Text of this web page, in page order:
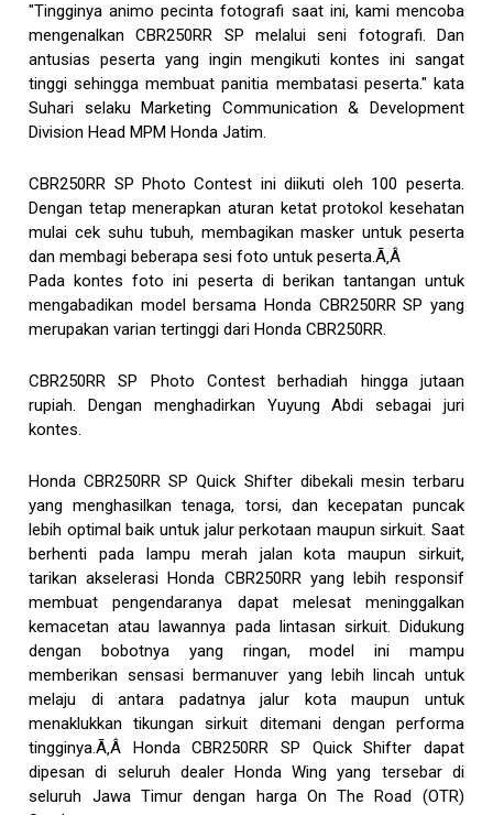
"Tingginya animo pecinta fotografi saat ini, kami mencoba
mengenalkan CBR250RR SP melalui seni fotografi. Dan
antusias peserta yang ingin mengikuti kontes ini sangat
tinggi sehingga membuat panitia membatasi peserta." kata
Suhari selaku Marketing Communication & Development
Division Head MPM Honda Jatim.
CBR250RR SP Photo Contest ini diikuti oleh 100 peserta.
Dengan tetap menerapkan aturan ketat protokol kesehatan
mulai cek suhu tubuh, membagikan masker untuk peserta
dan membagi beberapa sesi foto untuk peserta.Ã‚Â
Pada kontes foto ini peserta di berikan tantangan untuk
mengabadikan model bersama Honda CBR250RR SP yang
merupakan varian tertinggi dari Honda CBR250RR.
CBR250RR SP Photo Contest berhadiah hingga jutaan
rupiah. Dengan menghadirkan Yuyung Abdi sebagai juri
kontes.
Honda CBR250RR SP Quick Shifter dibekali mesin terbaru
yang menghasilkan tenaga, torsi, dan kecepatan puncak
lebih optimal baik untuk jalur perkotaan maupun sirkuit. Saat
berhenti pada lampu merah jalan kota maupun sirkuit,
tarikan akselerasi Honda CBR250RR yang lebih responsif
membuat pengendaranya dapat melesat meninggalkan
kemacetan atau lawannya pada lintasan sirkuit. Didukung
dengan bobotnya yang ringan, model ini mampu
memberikan sensasi bermanuver yang lebih lincah untuk
melaju di antara padatnya jalur kota maupun untuk
menaklukkan tikungan sirkuit ditemani dengan performa
tingginya.Ã‚Â Honda CBR250RR SP Quick Shifter dapat
dipesan di seluruh dealer Honda Wing yang tersebar di
seluruh Jawa Timur dengan harga On The Road (OTR)